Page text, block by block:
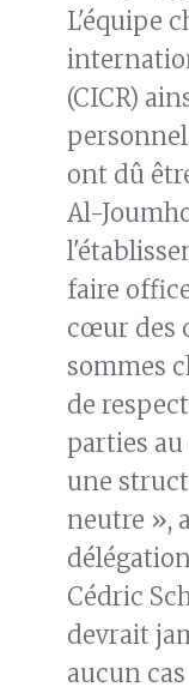
L'équipe
(CICR)
ont dû
Al-
faire
cœur des
sommes
de
parties
une
neutre »,
Cédric
devrait
aucun